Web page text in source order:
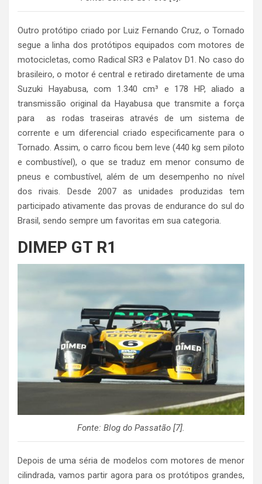
Outro protótipo criado por Luiz Fernando Cruz, o Tornado
segue a linha dos protótipos equipados com motores de
motocicletas, como Radical SR3 e Palatov D1. No caso do
brasileiro, o motor é central e retirado diretamente de uma
Suzuki Hayabusa, com 1.340 cm³ e 178 HP, aliado a
transmissão original da Hayabusa que transmite a força
para as rodas traseiras através de um sistema de
corrente e um diferencial criado especificamente para o
Tornado. Assim, o carro ficou bem leve (440 kg sem piloto
e combustível), o que se traduz em menor consumo de
pneus e combustível, além de um desempenho no nível
dos rivais. Desde 2007 as unidades produzidas tem
participado ativamente das provas de endurance do sul do
Brasil, sendo sempre um favoritas em sua categoria.
DIMEP GT R1
Fonte: Blog do Passatão [7].
Depois de uma séria de modelos com motores de menor
cilindrada, vamos partir agora para os protótipos grandes,